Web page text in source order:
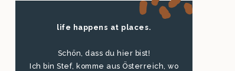
life happens at places.
Schön, dass du hier bist!
Ich bin Stef, komme aus Österreich, wo